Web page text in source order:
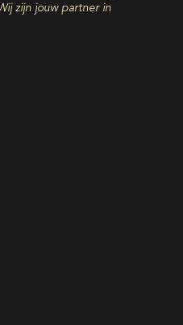
zijn jouw partner in